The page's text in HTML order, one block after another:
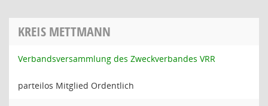
KREIS METTMANN
Verbandsversammlung des Zweckverbandes VRR
parteilos Mitglied Ordentlich